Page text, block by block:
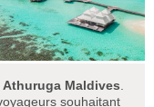
Athuruga Maldives
souhaitant